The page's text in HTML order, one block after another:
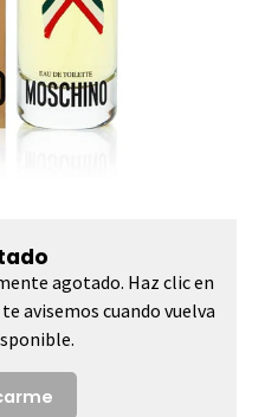
agotado. Haz clic en
avisemos cuando vuelva